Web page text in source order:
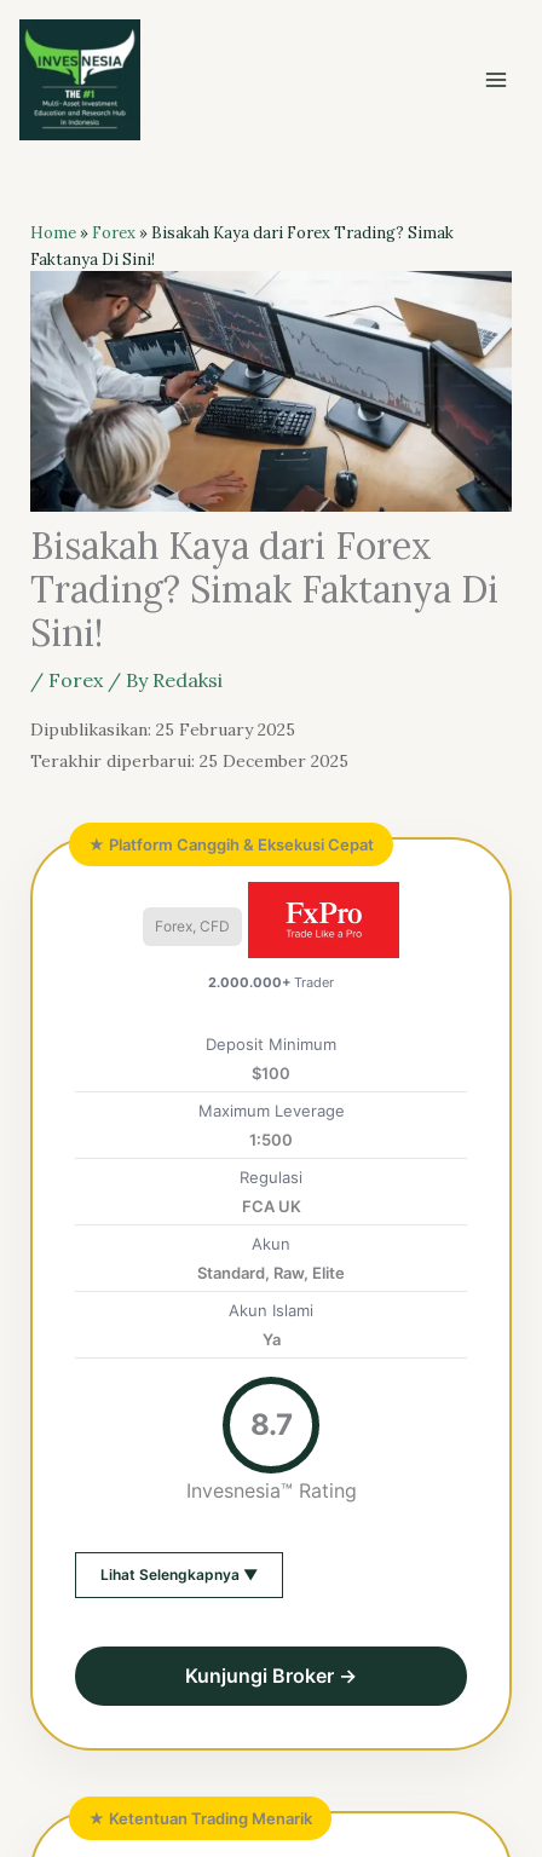
Skip
content
Home» Forex» Bisakah Kaya dari Forex Trading? Simak
Faktanya Di Sini!
Bisakah Kaya dari Forex
Trading? Simak Faktanya Di
Sini!
/ Forex/ By Redaksi
Dipublikasikan: 25 February 2025
Terakhir diperbarui: 25 December 2025
★ Platform Canggih & Eksekusi Cepat
Forex, CFD
2.000.000+ Trader
Deposit Minimum
$100
Maximum Leverage
1:500
Regulasi
FCA UK
Akun
Standard, Raw, Elite
Akun Islami
Ya
8.7
Invesnesia™ Rating
Lihat Selengkapnya ▼
Kunjungi Broker →
★ Ketentuan Trading Menarik